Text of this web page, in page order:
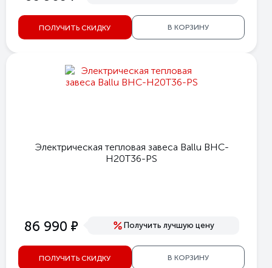
ПОЛУЧИТЬ СКИДКУ В КОРЗИНУ
Электрическая тепловая завеса Ballu BHC-
H20T36-PS
86 990 е Получить лучшую цену
ПОЛУЧИТЬ СКИДКУ В КОРЗИНУ